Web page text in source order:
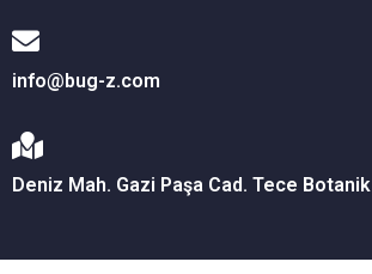
info@bug-z.com
Deniz Mah. Gazi Paşa Cad. Tece Botanik